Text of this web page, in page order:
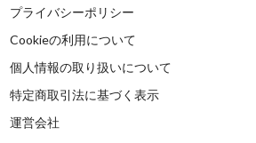
プライバシーポリシー
Cookieの利用について
個人情報の取り扱いについて
特定商取引法に基づく表示
運営会社